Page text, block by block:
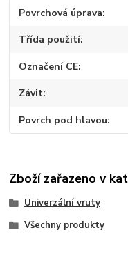
Povrchová úprava
Třída použití
Označení CE
Závit
Povrch pod hlavou
Zboží zařazeno v
Univerzální vruty
Všechny produkty